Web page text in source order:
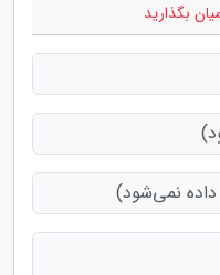
بگذارید